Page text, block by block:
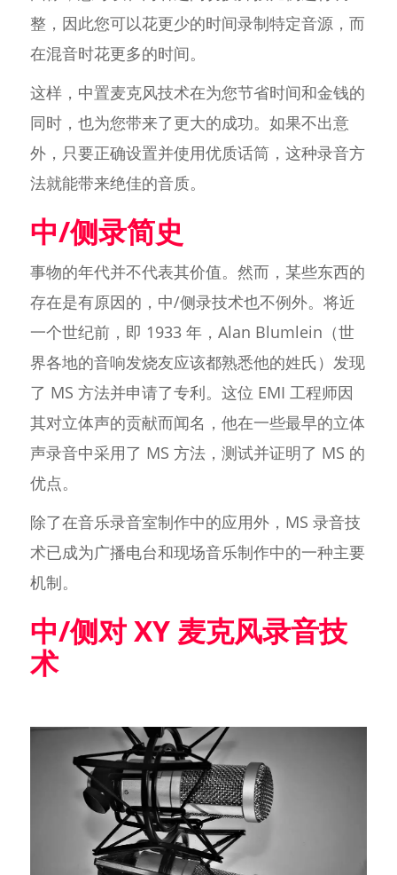
整，因此您可以花更少的时间录制特定音源，而
在混音时花更多的时间。
这样，中置麦克风技术在为您节省时间和金钱的
同时，也为您带来了更大的成功。如果不出意
外，只要正确设置并使用优质话筒，这种录音方
法就能带来绝佳的音质。
中/侧录简史
事物的年代并不代表其价值。然而，某些东西的
存在是有原因的，中/侧录技术也不例外。将近
一个世纪前，即 1933 年，Alan Blumlein（世
界各地的音响发烧友应该都熟悉他的姓氏）发现
了 MS 方法并申请了专利。这位 EMI 工程师因
其对立体声的贡献而闻名，他在一些最早的立体
声录音中采用了 MS 方法，测试并证明了 MS 的
优点。
除了在音乐录音室制作中的应用外，MS 录音技
术已成为广播电台和现场音乐制作中的一种主要
机制。
中/侧对 XY 麦克风录音技
术